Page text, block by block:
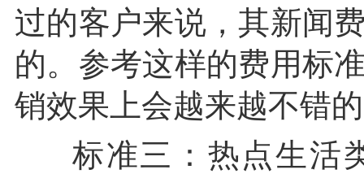
过的客户来说，其新闻
的。参考这样的费用标
销效果上会越来越不错
标准三：热点生活